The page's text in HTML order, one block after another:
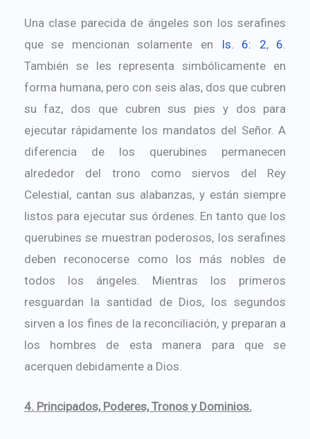
Una clase parecida de ángeles son los serafines
que se mencionan solamente en
Is. 6: 2, 6
También se les representa simbólicamente en
forma humana, pero con seis alas, dos que cubren
su faz, dos que cubren sus pies y dos para
ejecutar rápidamente los mandatos del Señor. A
diferencia de los querubines permanecen
alrededor del trono como siervos del Rey
Celestial, cantan sus alabanzas, y están siempre
listos para ejecutar sus órdenes. En tanto que los
querubines se muestran poderosos, los serafines
deben reconocerse como los más nobles de
todos los ángeles. Mientras los primeros
resguardan la santidad de Dios, los segundos
sirven a los fines de la reconciliación, y preparan a
los hombres de esta manera para que se
acerquen debidamente a Dios.
4. Principados, Poderes, Tronos y Dominios.